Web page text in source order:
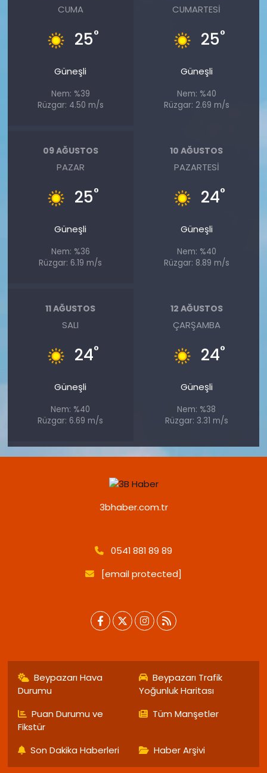
CUMA
25°
Güneşli
Nem: %39
Rüzgar: 4.50 m/s
CUMARTESI
25°
Güneşli
Nem: %40
Rüzgar: 2.69 m/s
09 AĞUSTOS
PAZAR
25°
Güneşli
Nem: %36
Rüzgar: 6.19 m/s
10 AĞUSTOS
PAZARTESI
24°
Güneşli
Nem: %40
Rüzgar: 8.89 m/s
11 AĞUSTOS
SALI
24°
Güneşli
Nem: %40
Rüzgar: 6.69 m/s
12 AĞUSTOS
ÇARŞAMBA
24°
Güneşli
Nem: %38
Rüzgar: 3.31 m/s
3bhaber.com.tr
0541 881 89 89
[email protected]
Beypazarı Hava
Durumu
Beypazarı Trafik
Yoğunluk Haritası
Puan Durumu ve
Fikstür
Tüm Manşetler
Son Dakika Haberleri Haber Arşivi